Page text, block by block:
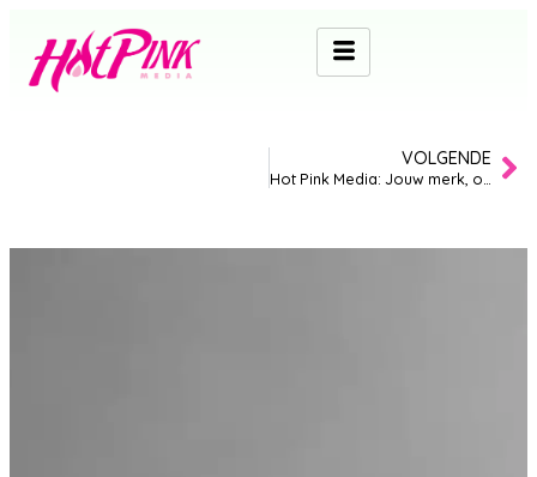
VOLGENDE
Hot Pink Media: Jouw merk, ons netwerk, indrukwekkende resultaten